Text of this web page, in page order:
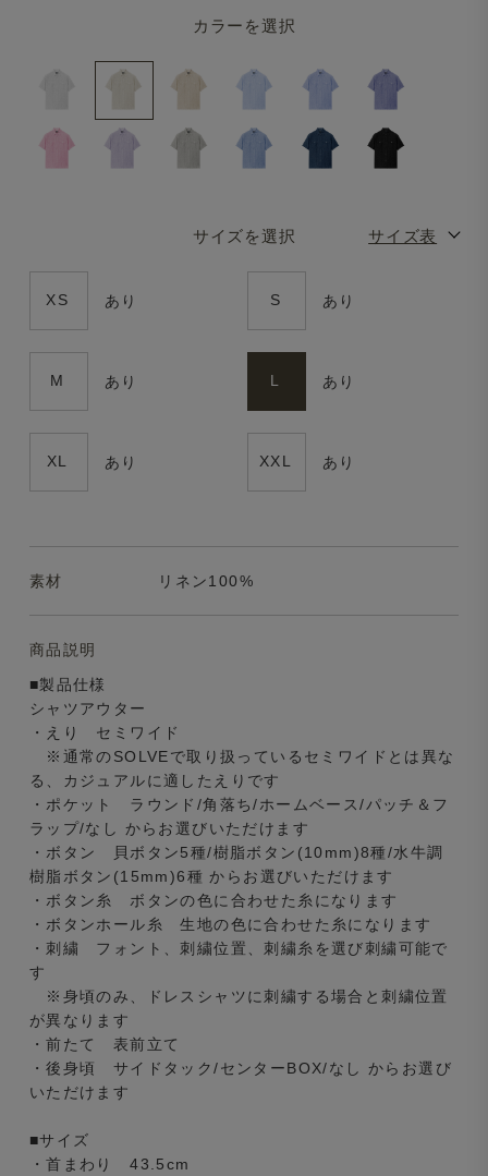
カラーを選択
サイズを選択 サイズ表
XS あり S あり
M あり L あり
XL あり XXL あり
素材 リネン100%
商品説明
■製品仕様
シャツアウター
・えり セミワイド
※通常のSOLVEで取り扱っているセミワイドとは異な
る、カジュアルに適したえりです
・ポケット ラウンド/角落ち/ホームベース/パッチ＆フ
ラップ/なし からお選びいただけます
・ボタン 貝ボタン5種/樹脂ボタン(10mm)8種/水牛調
樹脂ボタン(15mm)6種 からお選びいただけます
・ボタン糸 ボタンの色に合わせた糸になります
・ボタンホール糸 生地の色に合わせた糸になります
・刺繍 フォント、刺繍位置、刺繍糸を選び刺繍可能で
す
※身頃のみ、ドレスシャツに刺繍する場合と刺繍位置
が異なります
・前たて 表前立て
・後身頃 サイドタック/センターBOX/なし からお選び
いただけます
■サイズ
・首まわり 43.5cm